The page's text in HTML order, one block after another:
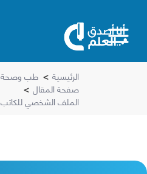
الرئيسية > طب وصحة
صفحة المقال >
الملف الشخصي للكاتب